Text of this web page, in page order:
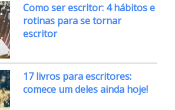
Como ser escritor: 4 hábitos e
rotinas para se tornar
escritor
17 livros para escritores:
comece um deles ainda hoje!